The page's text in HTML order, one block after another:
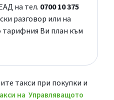
на тел. 0700 10 375
разговор или на
тарифния Ви план към
такси при покупки и
на Управляващото